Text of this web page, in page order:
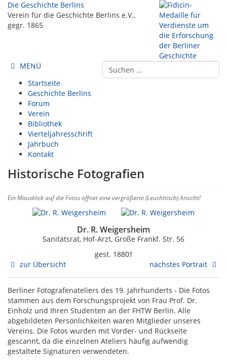
Die Geschichte Berlins
Verein für die Geschichte Berlins e.V.,
gegr. 1865
MENÜ
Startseite
Geschichte Berlins
Forum
Verein
Bibliothek
Vierteljahresschrift
Jahrbuch
Kontakt
Historische Fotografien
Ein Mausklick auf die Fotos öffnet eine vergrößerte (Leuchttisch) Ansicht!
Dr. R. Weigersheim
Sanitätsrat, Hof-Arzt, Große Frankf. Str. 56
gest. 1880†
zur Übersicht
nächstes Portrait
Berliner Fotografenateliers des 19. Jahrhunderts - Die Fotos
stammen aus dem Forschungsprojekt von Frau Prof. Dr.
Einholz und Ihren Studenten an der FHTW Berlin. Alle
abgebildeten Persönlichkeiten waren Mitglieder unseres
Vereins. Die Fotos wurden mit Vorder- und Rückseite
gescannt, da die einzelnen Ateliers häufig aufwendig
gestaltete Signaturen verwendeten.